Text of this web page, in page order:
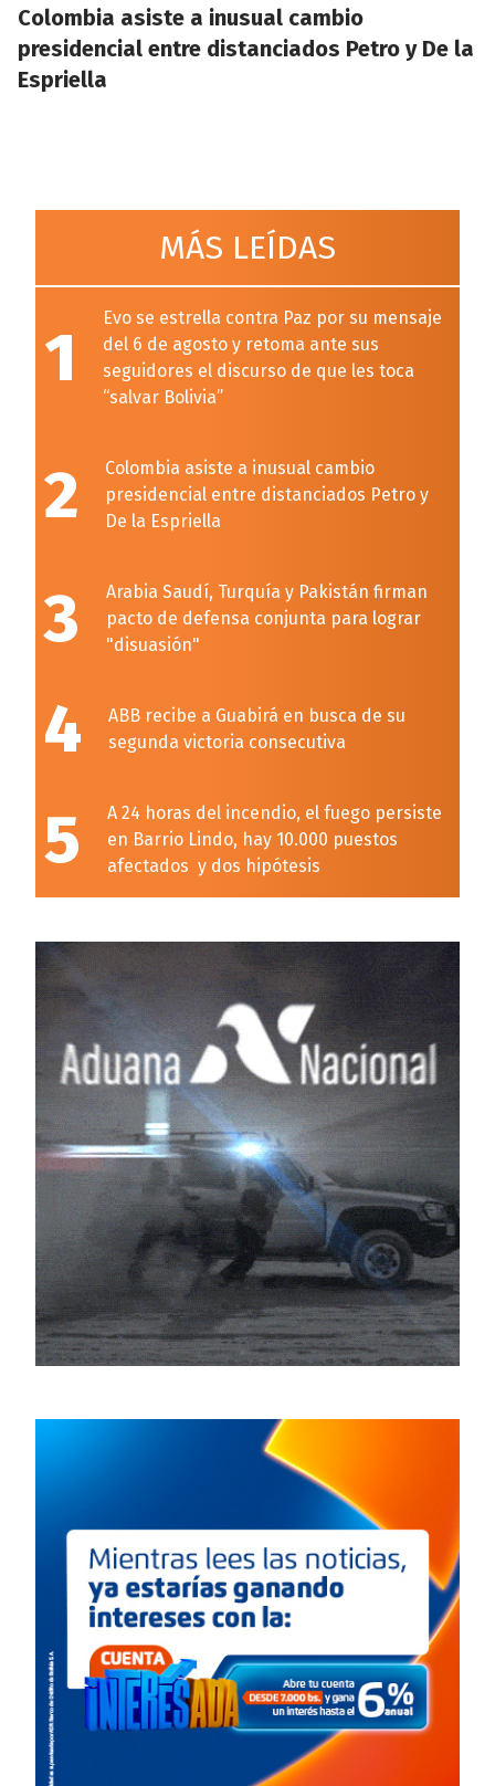
Colombia asiste a inusual cambio
presidencial entre distanciados Petro y De la
Espriella
MÁS LEÍDAS
1
Evo se estrella contra Paz por su mensaje
del 6 de agosto y retoma ante sus
seguidores el discurso de que les toca
“salvar Bolivia”
2
Colombia asiste a inusual cambio
presidencial entre distanciados Petro y
De la Espriella
3
Arabia Saudí, Turquía y Pakistán firman
pacto de defensa conjunta para lograr
"disuasión"
4
ABB recibe a Guabirá en busca de su
segunda victoria consecutiva
5
A 24 horas del incendio, el fuego persiste
en Barrio Lindo, hay 10.000 puestos
afectados y dos hipótesis